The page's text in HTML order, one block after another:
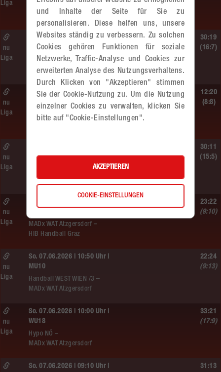
MADx WAT Atzgersdorf
Liga
Sa. 13.06.2026 | 19:05 Uhr |
WU12
MADx WAT Atzgersdorf –
HIB Handball Graz
nu
Liga
30:19
(16:7)
Sa. 13.06.2026 | 14:30 Uhr |
WU12
Hypo NÖ –
nu
Liga
12:20
(8:8)
WU12
MADx WAT Atzgersdorf –
HC LINZ AG Ladies
nu
Liga
30:11
(15:5)
MADx WAT Atzgersdorf –
HIB Handball Graz
nu
Liga
23:22
(9:10)
So. 07.06.2026 | 10:50 Uhr |
MU10
Handball WEST WIEN /3 –
MADx WAT Atzgersdorf
nu
Liga
22:24
(9:13)
So. 07.06.2026 | 10:00 Uhr |
WU18
Hypo NÖ –
MADx WAT Atzgersdorf
nu
Liga
33:21
(17:9)
So. 07.06.2026 | 09:10 Uhr |
31:13
und Inhalte der Seite für Sie zu
personalisieren. Diese helfen uns, unsere
Websites ständig zu verbessern. Zu solchen
Cookies gehören Funktionen für soziale
Netzwerke, Traffic-Analyse und Cookies zur
erweiterten Analyse des Nutzungsverhaltens.
Durch Klicken von "Akzeptieren" stimmen
Sie der Cookie-Nutzung zu. Um die Nutzung
einzelner Cookies zu verwalten, klicken Sie
bitte auf "Cookie-Einstellungen".
AKZEPTIEREN
COOKIE-EINSTELLUNGEN